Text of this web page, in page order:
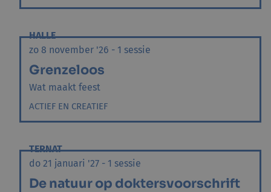
HALLE
zo 8 november '26 - 1 sessie
Grenzeloos
Wat maakt feest
ACTIEF EN CREATIEF
TERNAT
do 21 januari '27 - 1 sessie
De natuur op doktersvoorschrift